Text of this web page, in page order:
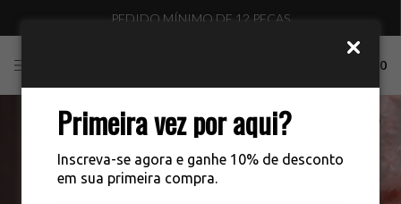
Primeira vez por aqui?
Inscreva-se agora e ganhe 10% de desconto
em sua primeira compra.
PEDIDO MÍNIMO DE 12 PEÇAS
0